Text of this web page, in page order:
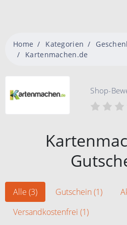
Home Kategorien
Kartenmachen.de
Shop-
Alle (3) Gutschein (1)
Versandkostenfrei (1)